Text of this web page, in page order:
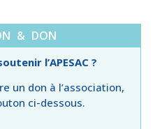
& DON
l’APESAC ?
un don à l’association,
ci-dessous.